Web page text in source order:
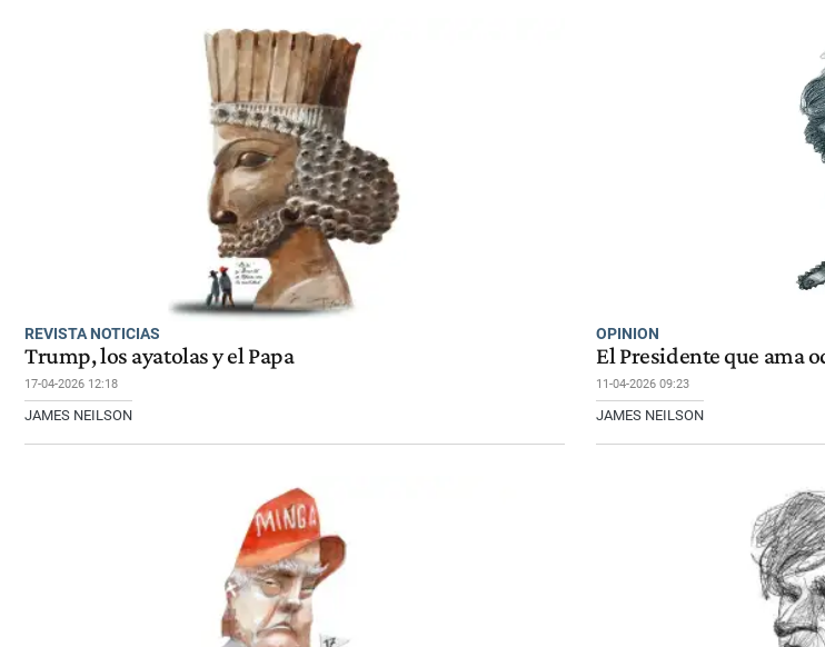
REVISTA NOTICIAS
Trump, los ayatolas y el Papa
17-04-2026 12:18
JAMES NEILSON
OPINION
El Presidente que ama
11-04-2026 09:23
JAMES NEILSON